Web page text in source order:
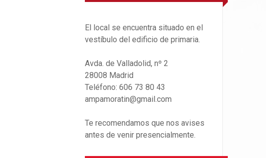
El local se encuentra situado en el
vestíbulo del edificio de primaria.
Avda. de Valladolid, nº 2
28008 Madrid
Teléfono: 606 73 80 43
ampamoratin@gmail.com
Te recomendamos que nos avises
antes de venir presencialmente.